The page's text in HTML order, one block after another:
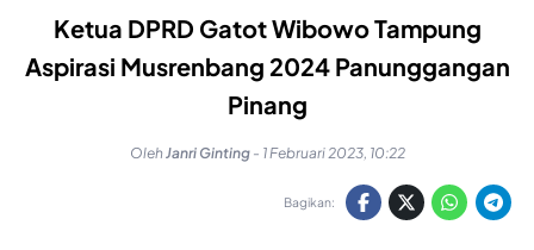
Ketua DPRD Gatot Wibowo Tampung
Aspirasi Musrenbang 2024 Panunggangan
Pinang
OlehJanri Ginting - 1 Februari 2023, 10:22
Bagikan: